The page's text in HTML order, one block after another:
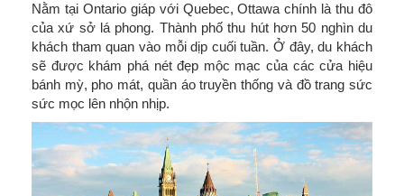
Nằm tại Ontario giáp với Quebec, Ottawa chính là thu đô
của xứ sở lá phong. Thành phố thu hút hơn 50 nghìn du
khách tham quan vào mỗi dịp cuối tuần. Ở đây, du khách
sẽ được khám phá nét đẹp mộc mạc của các cửa hiệu
bánh mỳ, pho mát, quần áo truyền thống và đồ trang sức
sức mọc lên nhộn nhịp.